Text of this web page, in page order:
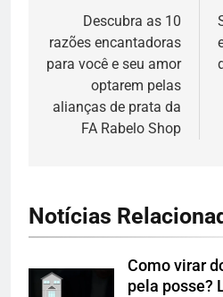
Post
Descubra as 10
razões encantadoras
para você e seu amor
optarem pelas
alianças de prata da
FA Rabelo Shop
Notícias
Como virar
pela posse?